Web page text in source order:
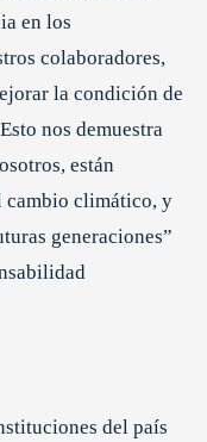
en los
colaboradores,
la condición de
nos demuestra
están
cambio climático, y
generaciones”
del país